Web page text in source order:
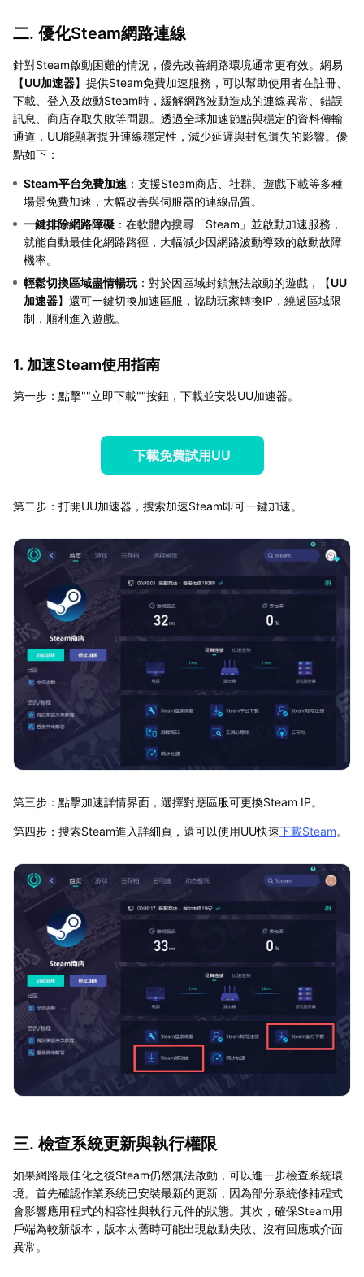
二. 優化Steam網路連線
針對Steam啟動困難的情況，優先改善網路環境通常更有效。網易
【UU加速器】提供Steam免費加速服務，可以幫助使用者在註冊、
下載、登入及啟動Steam時，緩解網路波動造成的連線異常、錯誤
訊息、商店存取失敗等問題。透過全球加速節點與穩定的資料傳輸
通道，UU能顯著提升連線穩定性，減少延遲與封包遺失的影響。優
點如下：
Steam平台免費加速 ：支援Steam商店、社群、遊戲下載等多種
場景免費加速，大幅改善與伺服器的連線品質。
一鍵排除網路障礙 ：在軟體內搜尋「Steam」並啟動加速服務，
就能自動最佳化網路路徑，大幅減少因網路波動導致的啟動故障
機率。
輕鬆切換區域盡情暢玩：對於因區域封鎖無法啟動的遊戲，【UU
加速器】還可一鍵切換加速區服，協助玩家轉換IP，繞過區域限
制，順利進入遊戲。
1. 加速Steam使用指南
第一步：點擊""立即下載""按鈕，下載並安裝UU加速器。
下載免費試用UU
第二步：打開UU加速器，搜索加速Steam即可一鍵加速。
第三步：點擊加速詳情界面，選擇對應區服可更換Steam IP。
第四步：搜索Steam進入詳細頁，還可以使用UU快速下載Steam。
三. 檢查系統更新與執行權限
如果網路最佳化之後Steam仍然無法啟動，可以進一步檢查系統環
境。首先確認作業系統已安裝最新的更新，因為部分系統修補程式
會影響應用程式的相容性與執行元件的狀態。其次，確保Steam用
戶端為較新版本，版本太舊時可能出現啟動失敗、沒有回應或介面
異常。